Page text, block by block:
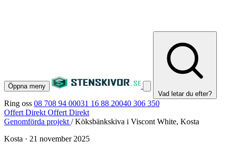
Öppna meny
Vad letar du efter?
Ring oss 08 708 94 00031 16 88 20040 306 350
Offert Direkt Offert Direkt
Genomförda projekt / Köksbänkskiva i Viscont White, Kosta
Kosta · 21 november 2025